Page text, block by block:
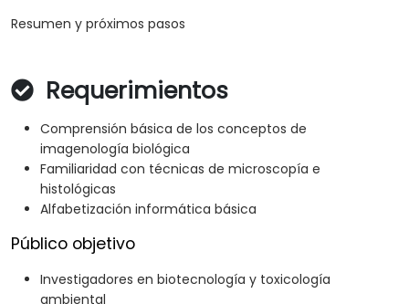
Resumen y próximos pasos
Requerimientos
Comprensión básica de los conceptos de
imagenología biológica
Familiaridad con técnicas de microscopía e
histológicas
Alfabetización informática básica
Público objetivo
Investigadores en biotecnología y toxicología
ambiental